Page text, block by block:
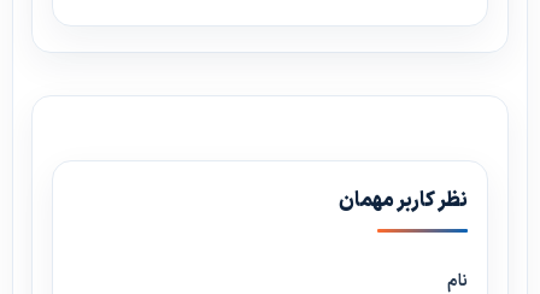
نظر کاربر مهمان
نام